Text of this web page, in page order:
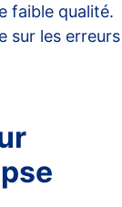
faible qualité.
sur les erreurs